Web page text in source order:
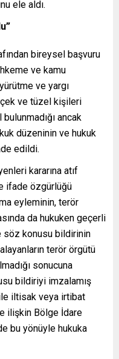
ele aldı.
bireysel başvuru
ve kamu
ve yargı
ve tüzel kişileri
ancak
düzeninin ve hukuk
edildi.
kararına atıf
ifade özgürlüğü
eyleminin, terör
da hukuken geçerli
söz konusu bildirinin
terör örgütü
sonucuna
bildiriyi imzalamış
iltisak veya irtibat
ilişkin Bölge İdare
bu yönüyle hukuka